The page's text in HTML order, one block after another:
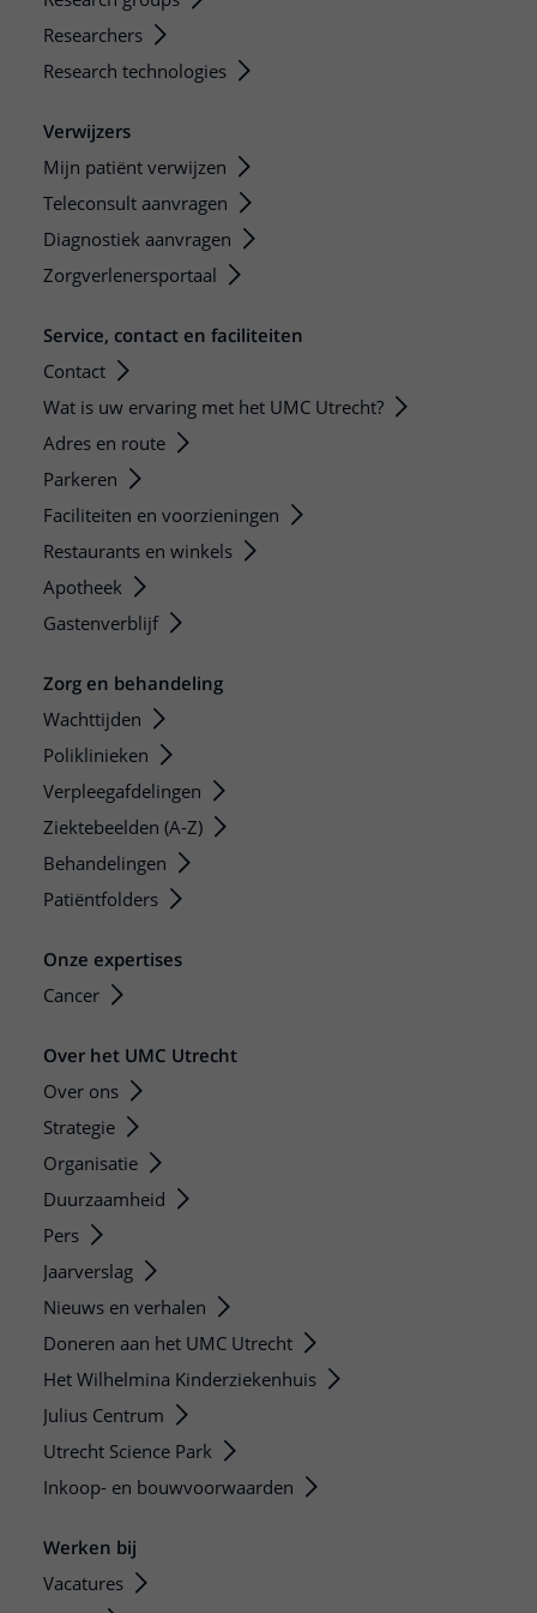
Researchers
Research technologies
Verwijzers
Mijn patiënt verwijzen
Teleconsult aanvragen
Diagnostiek aanvragen
Zorgverlenersportaal
Service, contact en faciliteiten
Contact
Wat is uw ervaring met het UMC Utrecht?
Adres en route
Parkeren
Faciliteiten en voorzieningen
Restaurants en winkels
Apotheek
Gastenverblijf
Zorg en behandeling
Wachttijden
Poliklinieken
Verpleegafdelingen
Ziektebeelden (A-Z)
Behandelingen
Patiëntfolders
Onze expertises
Cancer
Over het UMC Utrecht
Over ons
Strategie
Organisatie
Duurzaamheid
Pers
Jaarverslag
Nieuws en verhalen
Doneren aan het UMC Utrecht
Het Wilhelmina Kinderziekenhuis
Julius Centrum
Utrecht Science Park
Inkoop- en bouwvoorwaarden
Werken bij
Vacatures